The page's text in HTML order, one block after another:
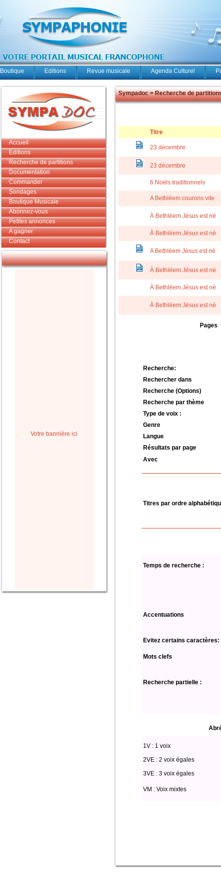
Boutique Editions Revue musicale Agenda Culturel
Accueil
Editions
Recherche de partitions
Documentation
Commander
Sondages
Boutique Musicale
Abonnez-vous
Petites annonces
A gagner
Contact
Votre bannière ici
Sympadoc > Recherche de
Titre
23 décembre
23 décembre
6 Noëls traditionnels
A Bethléem courons vite
À Bethléem Jésus est né
À Bethléem Jésus est né
A Bethléem Jésus est né
À Bethléem Jésus est né
À Bethléem Jésus est né
À Bethléem Jésus est né
Pages
Recherche:
Rechercher dans
Recherche (Options)
Recherche par thème
Type de voix :
Genre
Langue
Résultats par page
Avec
Titres par ordre
Temps de recherche :
Accentuations
Evitez certains caractères:
Mots clefs
Recherche partielle :
1V : 1 voix
2VE : 2 voix égales
3VE : 3 voix égales
VM : Voix mixtes